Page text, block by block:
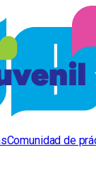
Comunidad de